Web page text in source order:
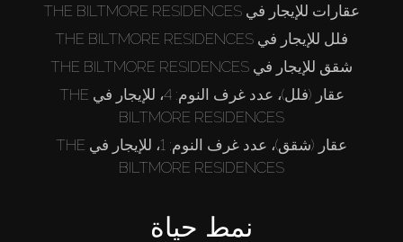
عقارات للإيجار في THE BILTMORE RESIDENCES
فلل للإيجار في THE BILTMORE RESIDENCES
شقق للإيجار في THE BILTMORE RESIDENCES
عقار (فلل)، عدد غرف النوم: 4، للإيجار في THE
BILTMORE RESIDENCES
عقار (شقق)، عدد غرف النوم: 1، للإيجار في THE
BILTMORE RESIDENCES
نمط حياة